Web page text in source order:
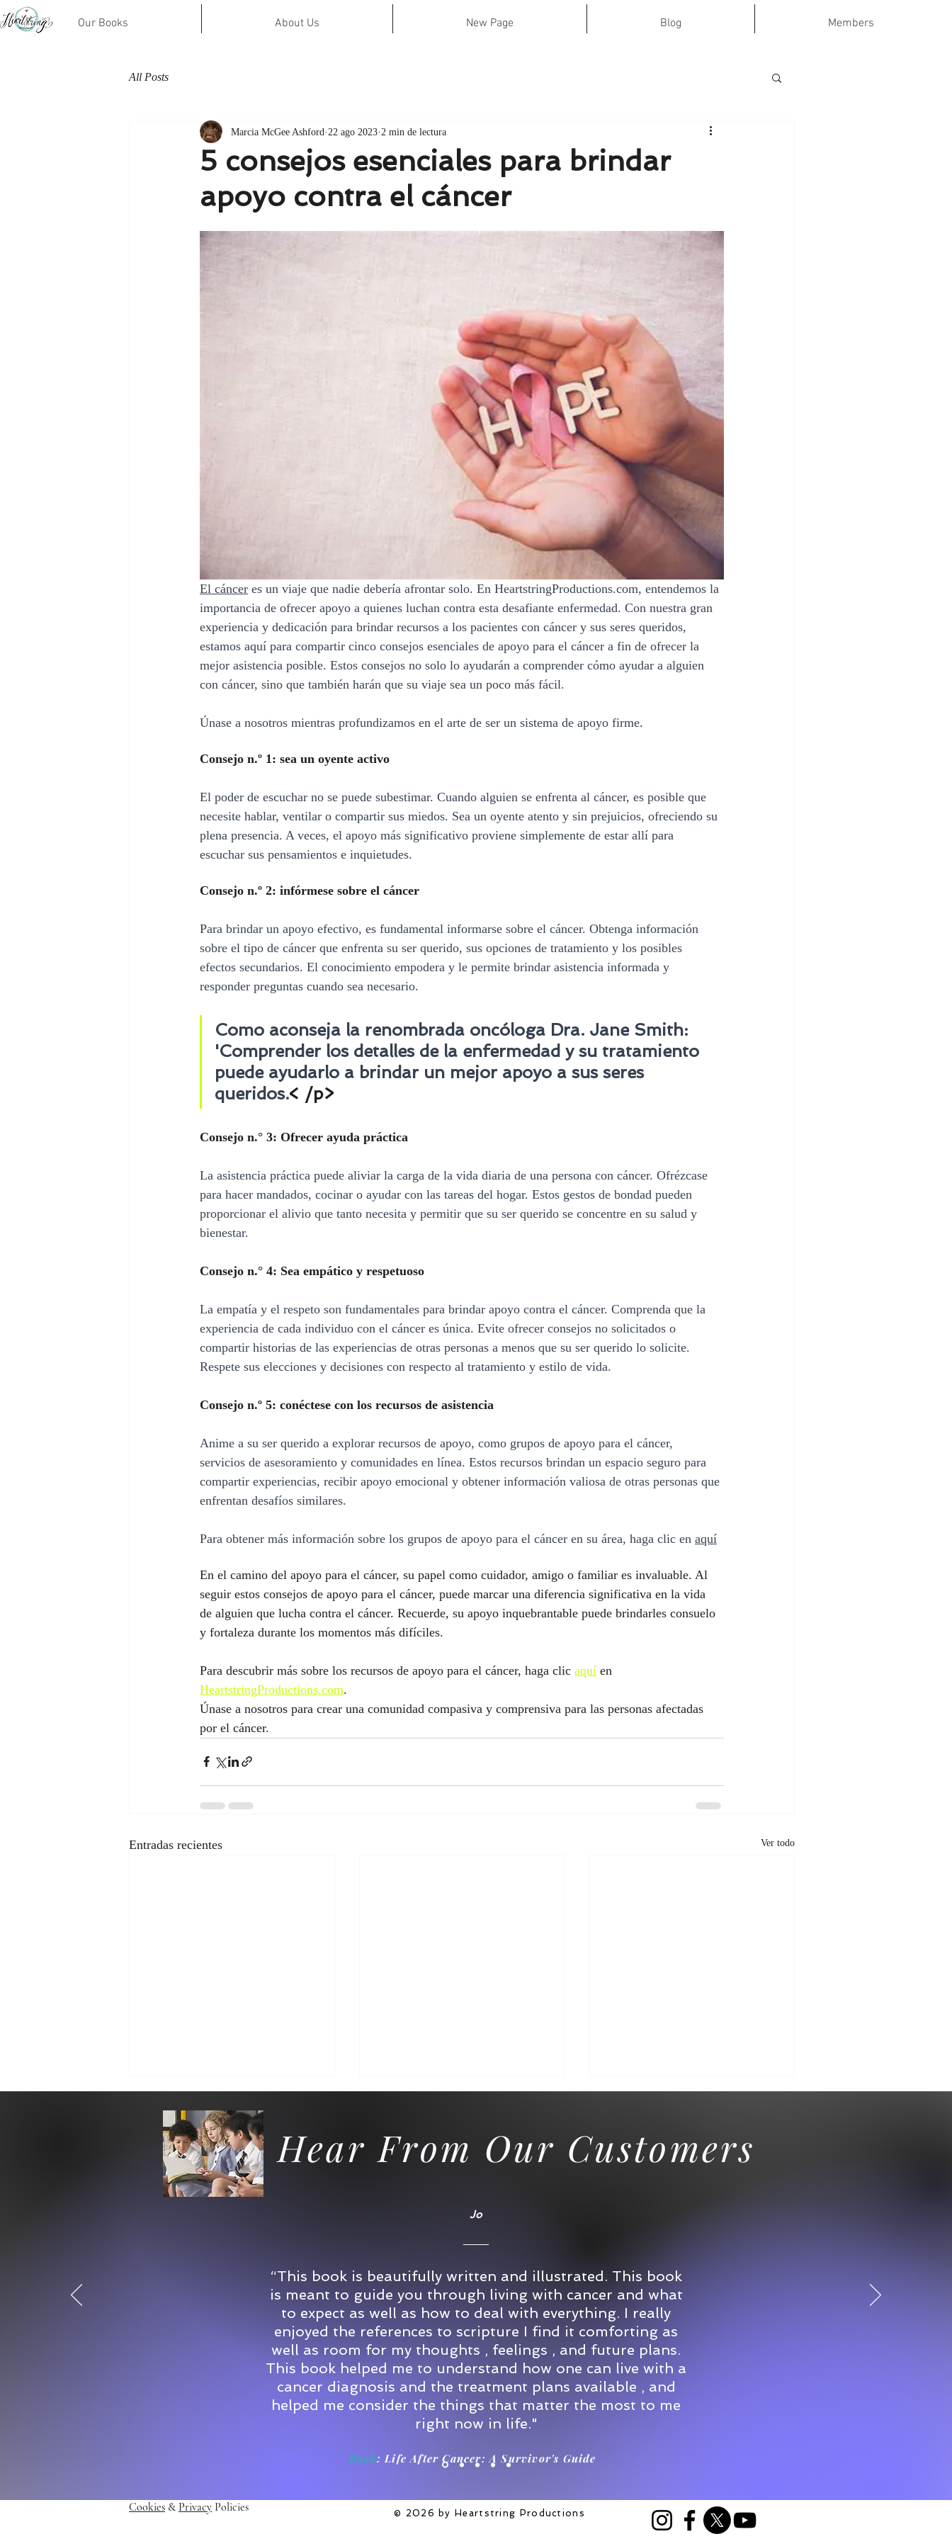
Our Books About Us New Page Blog Members
All Posts
5 consejos esenciales para brindar
apoyo contra el cáncer
Marcia McGee Ashford 22 ago 2023 2 min de lectura
El cáncer es un viaje que nadie debería afrontar solo. En HeartstringProductions.com, entendemos la
importancia de ofrecer apoyo a quienes luchan contra esta desafiante enfermedad. Con nuestra gran
experiencia y dedicación para brindar recursos a los pacientes con cáncer y sus seres queridos,
estamos aquí para compartir cinco consejos esenciales de apoyo para el cáncer a fin de ofrecer la
mejor asistencia posible. Estos consejos no solo lo ayudarán a comprender cómo ayudar a alguien
con cáncer, sino que también harán que su viaje sea un poco más fácil.
Únase a nosotros mientras profundizamos en el arte de ser un sistema de apoyo firme.
Consejo n.º 1: sea un oyente activo
El poder de escuchar no se puede subestimar. Cuando alguien se enfrenta al cáncer, es posible que
necesite hablar, ventilar o compartir sus miedos. Sea un oyente atento y sin prejuicios, ofreciendo su
plena presencia. A veces, el apoyo más significativo proviene simplemente de estar allí para
escuchar sus pensamientos e inquietudes.
Consejo n.º 2: infórmese sobre el cáncer
Para brindar un apoyo efectivo, es fundamental informarse sobre el cáncer. Obtenga información
sobre el tipo de cáncer que enfrenta su ser querido, sus opciones de tratamiento y los posibles
efectos secundarios. El conocimiento empodera y le permite brindar asistencia informada y
responder preguntas cuando sea necesario.
Como aconseja la renombrada oncóloga Dra. Jane Smith:
'Comprender los detalles de la enfermedad y su tratamiento
puede ayudarlo a brindar un mejor apoyo a sus seres
queridos.< /p>
Consejo n.° 3: Ofrecer ayuda práctica
La asistencia práctica puede aliviar la carga de la vida diaria de una persona con cáncer. Ofrézcase
para hacer mandados, cocinar o ayudar con las tareas del hogar. Estos gestos de bondad pueden
proporcionar el alivio que tanto necesita y permitir que su ser querido se concentre en su salud y
bienestar.
Consejo n.° 4: Sea empático y respetuoso
La empatía y el respeto son fundamentales para brindar apoyo contra el cáncer. Comprenda que la
experiencia de cada individuo con el cáncer es única. Evite ofrecer consejos no solicitados o
compartir historias de las experiencias de otras personas a menos que su ser querido lo solicite.
Respete sus elecciones y decisiones con respecto al tratamiento y estilo de vida.
Consejo n.º 5: conéctese con los recursos de asistencia
Anime a su ser querido a explorar recursos de apoyo, como grupos de apoyo para el cáncer,
servicios de asesoramiento y comunidades en línea. Estos recursos brindan un espacio seguro para
compartir experiencias, recibir apoyo emocional y obtener información valiosa de otras personas que
enfrentan desafíos similares.
Para obtener más información sobre los grupos de apoyo para el cáncer en su área, haga clic en aquí
En el camino del apoyo para el cáncer, su papel como cuidador, amigo o familiar es invaluable. Al
seguir estos consejos de apoyo para el cáncer, puede marcar una diferencia significativa en la vida
de alguien que lucha contra el cáncer. Recuerde, su apoyo inquebrantable puede brindarles consuelo
y fortaleza durante los momentos más difíciles.
Para descubrir más sobre los recursos de apoyo para el cáncer, haga clic aquí en
HeartstringProductions.com.
Únase a nosotros para crear una comunidad compasiva y comprensiva para las personas afectadas
por el cáncer.
Entradas recientes Ver todo
Algunos días son mejores
Hear From Our Customers
Jo
“This book is beautifully written and illustrated. This book
is meant to guide you through living with cancer and what
to expect as well as how to deal with everything. I really
enjoyed the references to scripture I find it comforting as
well as room for my thoughts , feelings , and future plans.
This book helped me to understand how one can live with a
cancer diagnosis and the treatment plans available , and
helped me consider the things that matter the most to me
right now in life."
Book: Life After Cancer: A Survivor's Guide
Cookies & Privacy Policies © 2026 by Heartstring Productions